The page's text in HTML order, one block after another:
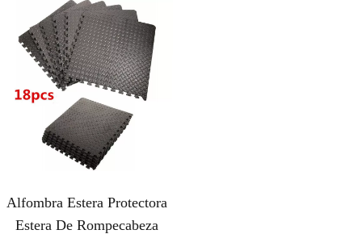
Alfombra Estera Protectora
Estera De Rompecabeza